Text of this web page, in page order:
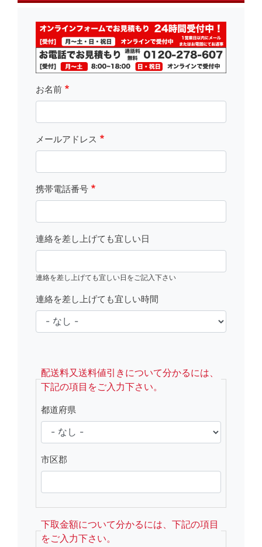
fsLeft
お名前
メールアドレス
携帯電話番号
連絡を差し上げても宜しい日
連絡を差し上げても宜しい日をご記入下さい
連絡を差し上げても宜しい時間
配送料又送料値引きについて分かるには、
下記の項目をご入力下さい。
都道府県
市区郡
下取金額について分かるには、下記の項目
をご入力下さい。